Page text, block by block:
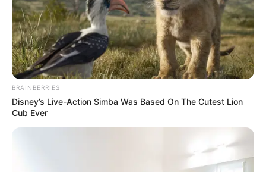
Lageplan als größere Karte zeigen
Deutschlandweit Veranstaltung kostenlos
eintragen:
BRAINBERRIES
Disney’s Live-Action Simba Was Based On The Cutest Lion
Cub Ever